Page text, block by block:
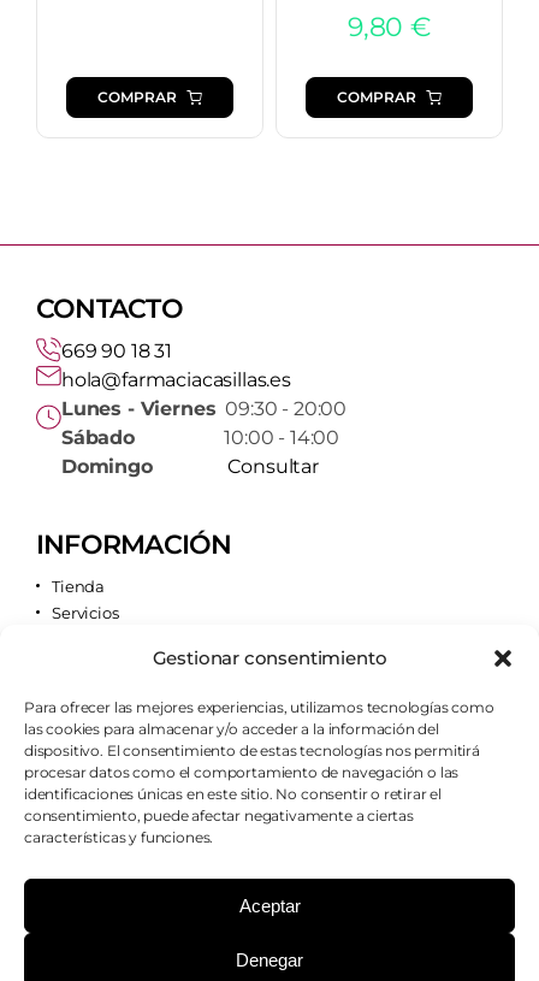
Gestionar consentimiento
Para ofrecer las mejores experiencias, utilizamos tecnologías como
las cookies para almacenar y/o acceder a la información del
dispositivo. El consentimiento de estas tecnologías nos permitirá
procesar datos como el comportamiento de navegación o las
identificaciones únicas en este sitio. No consentir o retirar el
consentimiento, puede afectar negativamente a ciertas
características y funciones.
Aceptar
Denegar
COMPRAR
9,80€
COMPRAR
CONTACTO
669 90 18 31
hola@farmaciacasillas.es
Lunes - Viernes 09:30 - 20:00
Sábado10:00 - 14:00
Domingo
Consultar
INFORMACIÓN
Tienda
Servicios
Quiénes somos
AVISOS LEGALES
Aviso legal
Política de cookies
Política de privacidad